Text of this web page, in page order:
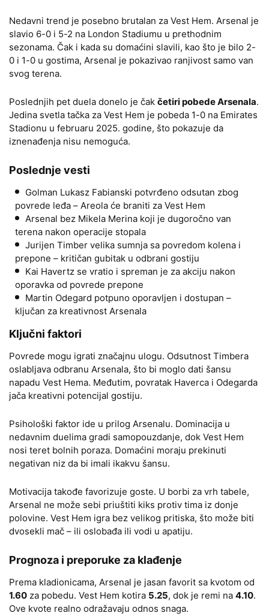
Nedavni trend je posebno brutalan za Vest Hem. Arsenal je
slavio 6-0 i 5-2 na London Stadiumu u prethodnim
sezonama. Čak i kada su domaćini slavili, kao što je bilo 2-
0 i 1-0 u gostima, Arsenal je pokazivao ranjivost samo van
svog terena.
Poslednjih pet duela donelo je čak četiri pobede Arsenala.
Jedina svetla tačka za Vest Hem je pobeda 1-0 na Emirates
Stadionu u februaru 2025. godine, što pokazuje da
iznenađenja nisu nemoguća.
Poslednje vesti
Golman Lukasz Fabianski potvrđeno odsutan zbog
povrede leđa – Areola će braniti za Vest Hem
Arsenal bez Mikela Merina koji je dugoročno van
terena nakon operacije stopala
Jurijen Timber velika sumnja sa povredom kolena i
prepone – kritičan gubitak u odbrani gostiju
Kai Havertz se vratio i spreman je za akciju nakon
oporavka od povrede prepone
Martin Odegard potpuno oporavljen i dostupan –
ključan za kreativnost Arsenala
Ključni faktori
Povrede mogu igrati značajnu ulogu. Odsutnost Timbera
oslabljava odbranu Arsenala, što bi moglo dati šansu
napadu Vest Hema. Međutim, povratak Haverca i Odegarda
jača kreativni potencijal gostiju.
Psihološki faktor ide u prilog Arsenalu. Dominacija u
nedavnim duelima gradi samopouzdanje, dok Vest Hem
nosi teret bolnih poraza. Domaćini moraju prekinuti
negativan niz da bi imali ikakvu šansu.
Motivacija takođe favorizuje goste. U borbi za vrh tabele,
Arsenal ne može sebi priuštiti kiks protiv tima iz donje
polovine. Vest Hem igra bez velikog pritiska, što može biti
dvosekli mač – ili oslobađa ili vodi u apatiju.
Prognoza i preporuke za klađenje
Prema kladionicama, Arsenal je jasan favorit sa kvotom od
1.60 za pobedu. Vest Hem kotira 5.25, dok je remi na 4.10.
Ove kvote realno odražavaju odnos snaga.